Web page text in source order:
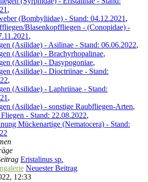
,
(Bombyliidae) - Stand: 04.12.2021 ,
Blasenkopffliegen - (Conopidae) -
,
(Asilidae) - Asilinae - Stand: 06.06.2022,
(Asilidae) - Brachyrhopalinae,
(Asilidae) - Dasypogoniae,
(Asilidae) - Dioctriinae - Stand:
,
(Asilidae) - Laphriinae - Stand:
,
(Asilidae) - sonstige Raubfliegen-Arten,
- Stand: 22.08.2022,
Mückenartige (Nematocera) - Stand:
Eristalinus sp.
Neuester Beitrag
12:33